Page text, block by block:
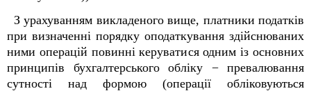
З урахуванням викладеного вище, платники податків
при визначенні порядку оподаткування здійснюваних
ними операцій повинні керуватися одним із основних
принципів бухгалтерського обліку − превалювання
сутності над формою (операції обліковуються